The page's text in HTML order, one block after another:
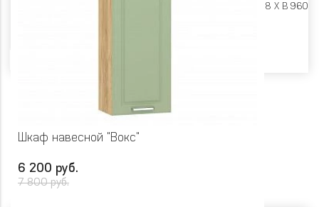
Ш 500 X Г 318 X В 960
Шкаф навесной "Вокс"
6 200 руб.
7 800 руб.